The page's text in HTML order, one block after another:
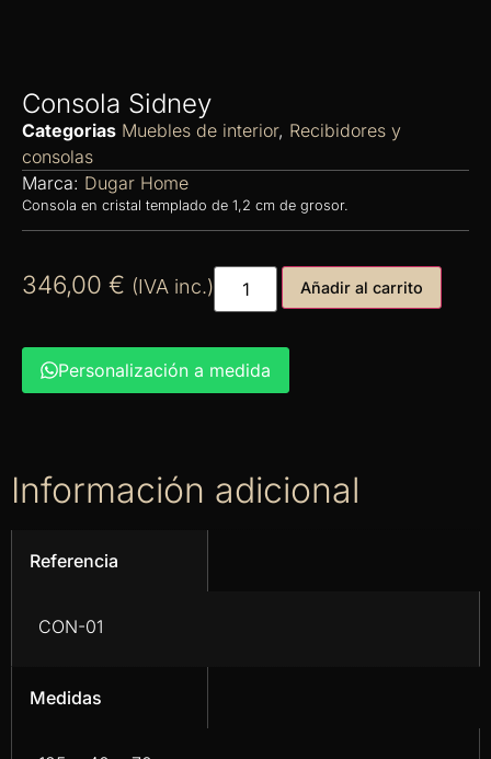
Consola Sidney
Categorias Muebles de interior, Recibidores y
consolas
Marca: Dugar Home
Consola en cristal templado de 1,2 cm de grosor.
346,00 € (IVA inc.) Añadir al carrito
Personalización a medida
Información adicional
Referencia
CON-01
Medidas